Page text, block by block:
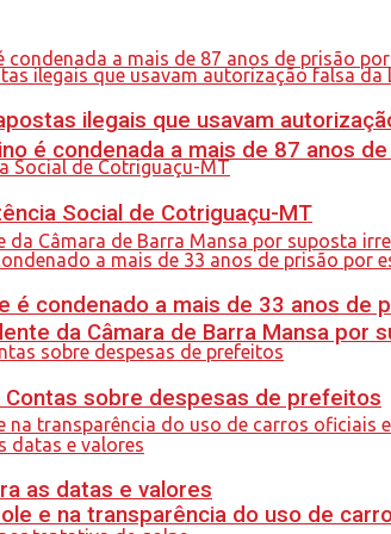
é condenada a mais de 87 anos
da Câmara de Barra Mansa
e na transparência do uso de
ilegais que usavam
Social de Cotriguaçu-MT
é condenado a mais de 33 anos de
sobre despesas de prefeitos
as datas e valores